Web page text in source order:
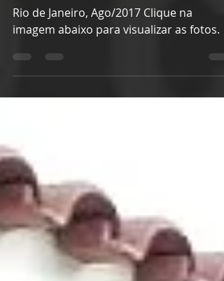
Alligator
5 de ago. de 2017
1 min de leitura
Mancha Negra
imagem abaixo para visualizar as fotos.